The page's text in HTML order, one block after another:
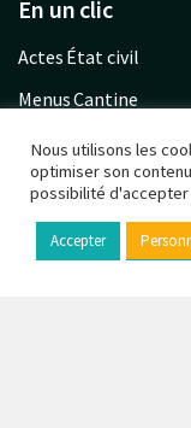
En un clic
Actes État civil
Menus Cantine
Garderie communale
Urbanisme PLU
Calendrier déchets
Nous utilisons les
optimiser son
possibilité
Accepter